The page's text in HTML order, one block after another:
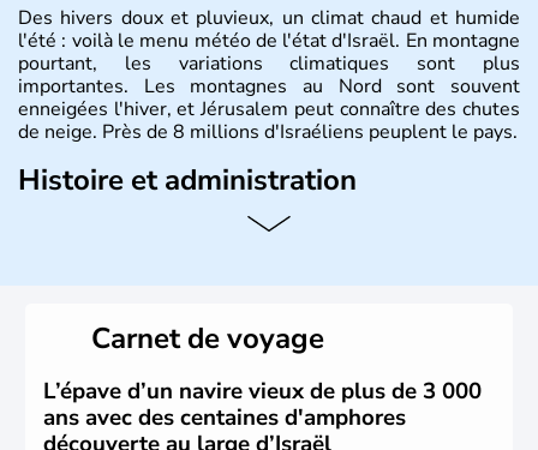
Des hivers doux et pluvieux, un climat chaud et humide
l'été : voilà le menu météo de l'état d'Israël. En montagne
pourtant, les variations climatiques sont plus
importantes. Les montagnes au Nord sont souvent
enneigées l'hiver, et Jérusalem peut connaître des chutes
de neige. Près de 8 millions d'Israéliens peuplent le pays.
Histoire et administration
L'Israël est un état de la partie est de la Méditerranée,
vrai essor économique dans le domaine des nouvelles
Carnet de voyage
L’épave d’un navire vieux de plus de 3 000
ans avec des centaines d'amphores